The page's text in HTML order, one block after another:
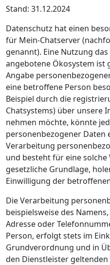
Stand: 31.12.2024
Datenschutz hat einen
für Mein-Chatserver
genannt). Eine Nutzung
angebotene Ökosystem ist
Angabe
eine betroffene Person
Beispiel durch die
Chatsystems) über unsere
nehmen möchte, könnte
personenbezogener
Verarbeitung
und besteht für eine
gesetzliche Grundlage,
Einwilligung der
Die Verarbeitung
beispielsweise des
Adresse oder
Person, erfolgt stets im
Grundverordnung und in
den Dienstleister